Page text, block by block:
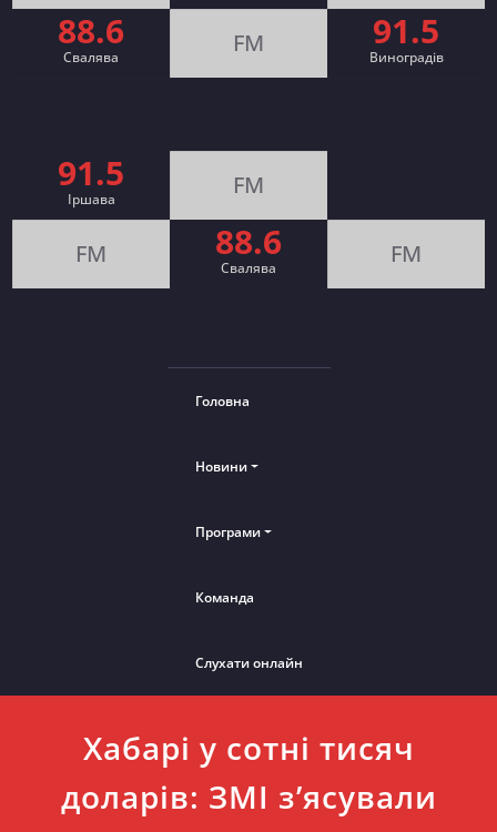
88.6
Свалява FM 91.5
Виноградів
91.5
Іршава FM
FM 88.6
Cвалява FM
Головна
Новини
Програми
Команда
Слухати онлайн
Хабарі у сотні тисяч
доларів: ЗМІ з’ясували